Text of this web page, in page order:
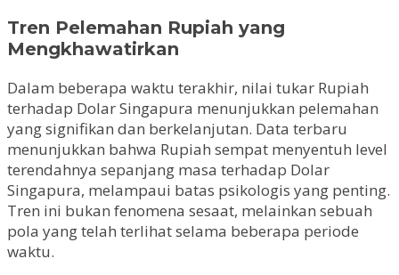
Tren Pelemahan Rupiah yang
Mengkhawatirkan
Dalam beberapa waktu terakhir, nilai tukar Rupiah
terhadap Dolar Singapura menunjukkan pelemahan
yang signifikan dan berkelanjutan. Data terbaru
menunjukkan bahwa Rupiah sempat menyentuh level
terendahnya sepanjang masa terhadap Dolar
Singapura, melampaui batas psikologis yang penting.
Tren ini bukan fenomena sesaat, melainkan sebuah
pola yang telah terlihat selama beberapa periode
waktu.